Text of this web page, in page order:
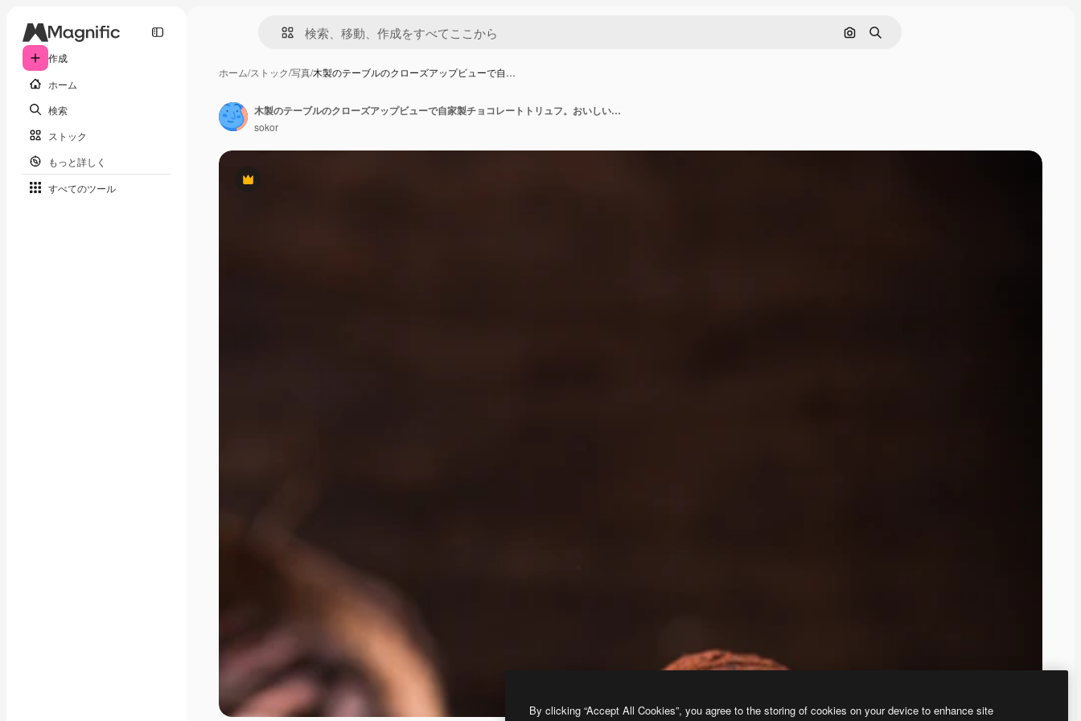
作成
ホーム
検索
ストック
もっと詳しく
すべてのツール
画像で検索
検索
ホーム/ストック/写真/木製のテーブルのクローズアップビューで自…
Premium
木製のテーブルのクローズアップビューで自家製チョコレートトリュフ。おいしいベジタリアンキャンディーまたは生ココアパウダーのボール
sokor
By clicking “Accept All Cookies”, you agree to the storing of cookies on your device to enhance site